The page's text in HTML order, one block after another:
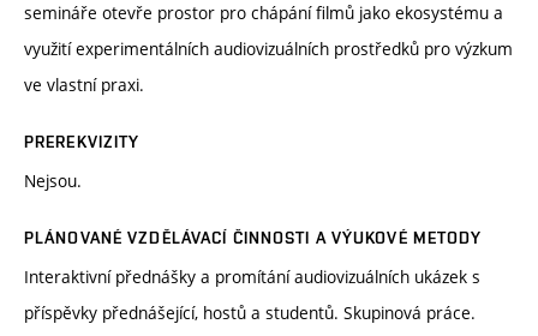
semináře otevře prostor pro chápání filmů jako ekosystému a
využití experimentálních audiovizuálních prostředků pro výzkum
ve vlastní praxi.
PREREKVIZITY
Nejsou.
PLÁNOVANÉ VZDĚLÁVACÍ ČINNOSTI A VÝUKOVÉ METODY
Interaktivní přednášky a promítání audiovizuálních ukázek s
příspěvky přednášející, hostů a studentů. Skupinová práce.